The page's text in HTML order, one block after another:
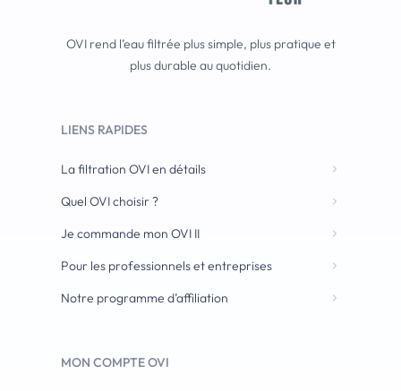
OVI rend l’eau filtrée plus simple, plus pratique et
plus durable au quotidien.
LIENS RAPIDES
La filtration OVI en détails
Quel OVI choisir ?
Je commande mon OVI II
Pour les professionnels et entreprises
Notre programme d’affiliation
MON COMPTE OVI